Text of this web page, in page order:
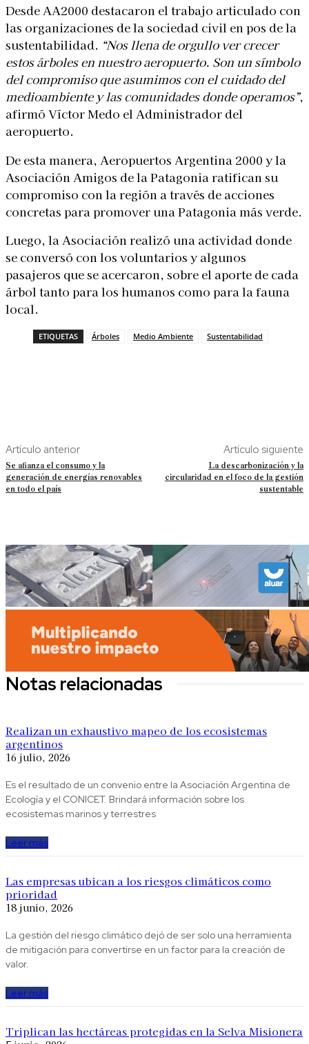
Desde AA2000 destacaron el trabajo articulado con
las organizaciones de la sociedad civil en pos de la
sustentabilidad. “Nos llena de orgullo ver crecer
estos árboles en nuestro aeropuerto. Son un símbolo
del compromiso que asumimos con el cuidado del
medioambiente y las comunidades donde operamos”,
afirmó Víctor Medo el Administrador del
aeropuerto.
De esta manera, Aeropuertos Argentina 2000 y la
Asociación Amigos de la Patagonia ratifican su
compromiso con la región a través de acciones
concretas para promover una Patagonia más verde.
Luego, la Asociación realizó una actividad donde
se conversó con los voluntarios y algunos
pasajeros que se acercaron, sobre el aporte de cada
árbol tanto para los humanos como para la fauna
local.
ETIQUETAS Árboles Medio Ambiente Sustentabilidad
Artículo anterior
Se afianza el consumo y la
generación de energías renovables
en todo el país
Artículo siguiente
La descarbonización y la
circularidad en el foco de la gestión
sustentable
Notas relacionadas
Realizan un exhaustivo mapeo de los ecosistemas
argentinos
16 julio, 2026
Es el resultado de un convenio entre la Asociación Argentina de
Ecología y el CONICET. Brindará información sobre los
ecosistemas marinos y terrestres
Leer más
Las empresas ubican a los riesgos climáticos como
prioridad
18 junio, 2026
La gestión del riesgo climático dejó de ser solo una herramienta
de mitigación para convertirse en un factor para la creación de
valor.
Leer más
Triplican las hectáreas protegidas en la Selva Misionera